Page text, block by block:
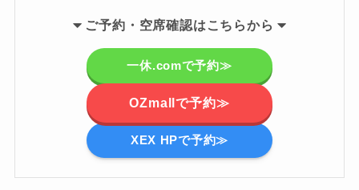
ご予約・空席確認はこちらから
一休.comで予約≫
OZmallで予約≫
XEX HPで予約≫